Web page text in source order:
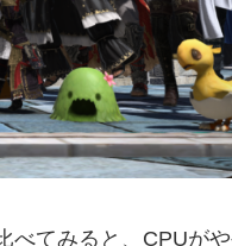
べてみると、CPUが